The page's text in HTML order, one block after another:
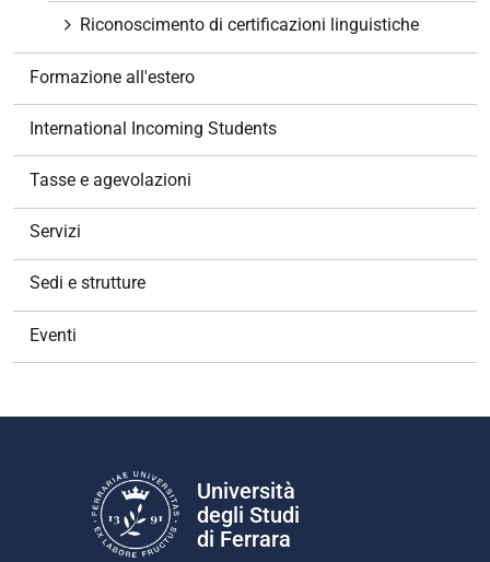
Riconoscimento di certificazioni linguistiche
Formazione all'estero
International Incoming Students
Tasse e agevolazioni
Servizi
Sedi e strutture
Eventi
Università
degli Studi
di Ferrara